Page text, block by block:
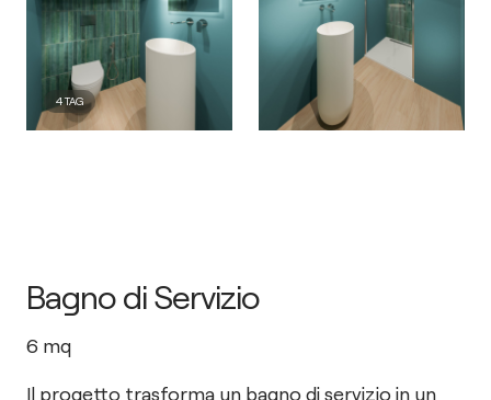
4TAG
Bagno di Servizio
6 mq
Il progetto trasforma un bagno di servizio in un